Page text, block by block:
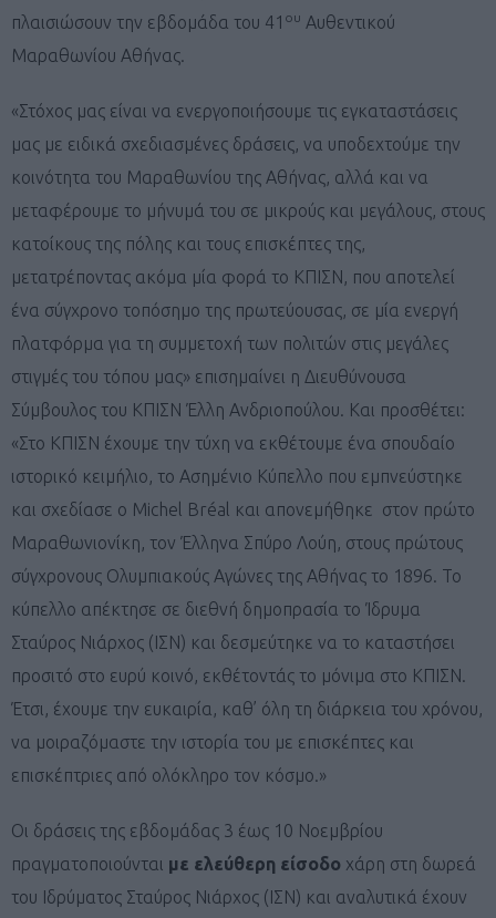
πλαισιώσουν την εβδομάδα του 41 ου Αυθεντικού
Μαραθωνίου Αθήνας.
«Στόχος μας είναι να ενεργοποιήσουμε τις εγκαταστάσεις
μας με ειδικά σχεδιασμένες δράσεις, να υποδεχτούμε την
κοινότητα του Μαραθωνίου της Αθήνας, αλλά και να
μεταφέρουμε το μήνυμά του σε μικρούς και μεγάλους, στους
κατοίκους της πόλης και τους επισκέπτες της,
μετατρέποντας ακόμα μία φορά το ΚΠΙΣΝ, που αποτελεί
ένα σύγχρονο τοπόσημο της πρωτεύουσας, σε μία ενεργή
πλατφόρμα για τη συμμετοχή των πολιτών στις μεγάλες
στιγμές του τόπου μας» επισημαίνει η Διευθύνουσα
Σύμβουλος του ΚΠΙΣΝ Έλλη Ανδριοπούλου. Και προσθέτει:
«Στο ΚΠΙΣΝ έχουμε την τύχη να εκθέτουμε ένα σπουδαίο
ιστορικό κειμήλιο, το Ασηµένιο Κύπελλο που εμπνεύστηκε
και σχεδίασε ο Michel Bréal και απονεμήθηκε στον πρώτο
Μαραθωνιονίκη, τον Έλληνα Σπύρο Λούη, στους πρώτους
σύγχρονους Ολυμπιακούς Αγώνες της Αθήνας το 1896. Το
κύπελλο απέκτησε σε διεθνή δημοπρασία το Ίδρυμα
Σταύρος Νιάρχος (ΙΣΝ) και δεσμεύτηκε να το καταστήσει
προσιτό στο ευρύ κοινό, εκθέτοντάς το µόνιµα στο ΚΠΙΣΝ.
Έτσι, έχουμε την ευκαιρία, καθ’ όλη τη διάρκεια του χρόνου,
να μοιραζόμαστε την ιστορία του με επισκέπτες και
επισκέπτριες από ολόκληρο τον κόσμο.»
Οι δράσεις της εβδομάδας 3 έως 10 Νοεμβρίου
πραγματοποιούνται με ελεύθερη είσοδο χάρη στη δωρεά
του Ιδρύματος Σταύρος Νιάρχος (ΙΣΝ) και αναλυτικά έχουν